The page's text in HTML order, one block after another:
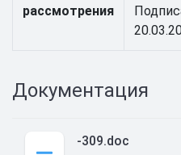
рассмотрения
Документация
-309.doc